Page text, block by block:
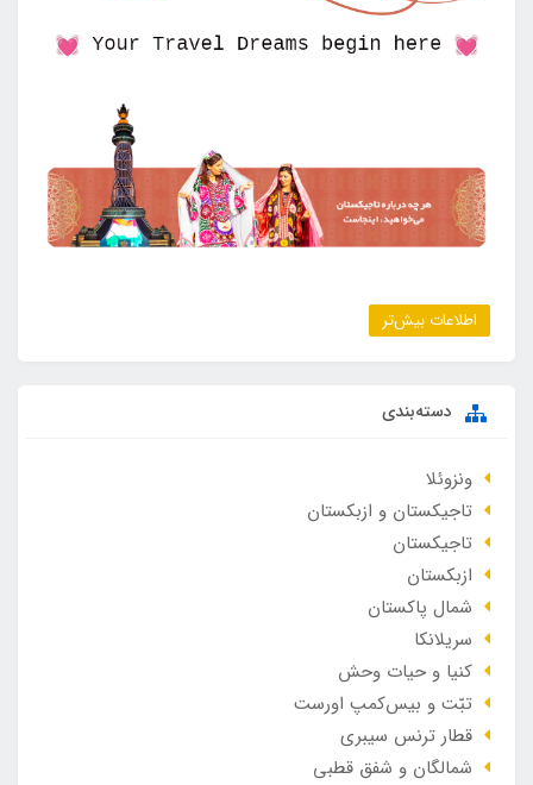
اطلاعات بیش‌تر
دسته‌بندی
ونزوئلا
تاجیکستان و ازبکستان
تاجیکستان
ازبکستان
شمال پاکستان
سریلانکا
کنیا و حیات وحش
تبّت و بیس‌کمپ اورست
قطار ترنس سیبری
شمالگان و شفق قطبی